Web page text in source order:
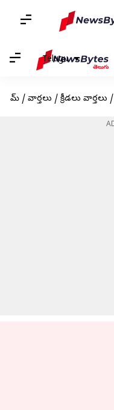
Telugu
హోమ్ / వార్తలు / క్రీడలు వార్తలు /